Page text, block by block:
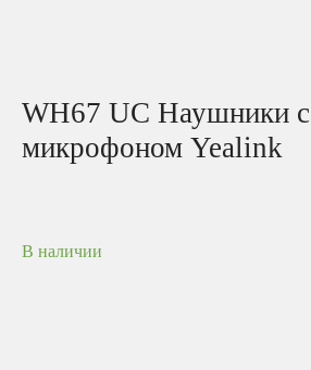
WH67 UC Наушники с
микрофоном Yealink
В наличии